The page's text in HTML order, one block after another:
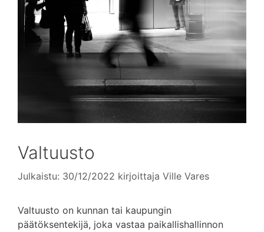
Valtuusto
Julkaistu: 30/12/2022 kirjoittaja Ville Vares
Valtuusto on kunnan tai kaupungin
päätöksentekijä, joka vastaa paikallishallinnon